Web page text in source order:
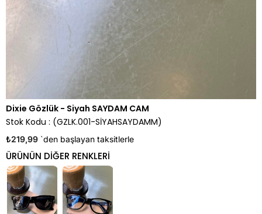
Dixie Gözlük - Siyah SAYDAM CAM
Stok Kodu
(GZLK.001-SİYAHSAYDAMM)
₺219,99 `den başlayan taksitlerle